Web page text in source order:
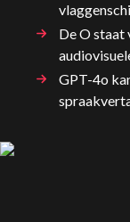
De O staat
GPT-4o